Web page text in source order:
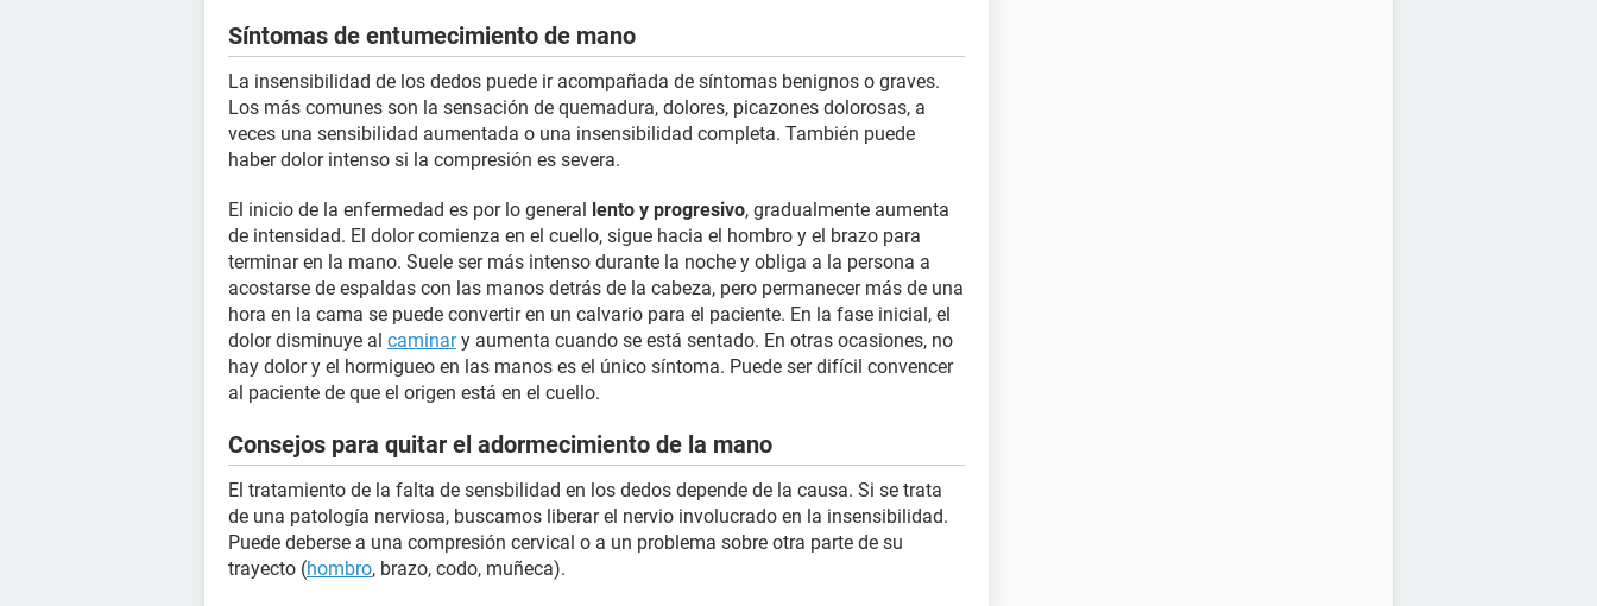
Síntomas de entumecimiento de mano
La insensibilidad de los dedos puede ir acompañada de síntomas benignos o graves.
Los más comunes son la sensación de quemadura, dolores, picazones dolorosas, a
veces una sensibilidad aumentada o una insensibilidad completa. También puede
haber dolor intenso si la compresión es severa.
El inicio de la enfermedad es por lo general lento y progresivo, gradualmente aumenta
de intensidad. El dolor comienza en el cuello, sigue hacia el hombro y el brazo para
terminar en la mano. Suele ser más intenso durante la noche y obliga a la persona a
acostarse de espaldas con las manos detrás de la cabeza, pero permanecer más de una
hora en la cama se puede convertir en un calvario para el paciente. En la fase inicial, el
dolor disminuye al caminary aumenta cuando se está sentado. En otras ocasiones, no
hay dolor y el hormigueo en las manos es el único síntoma. Puede ser difícil convencer
al paciente de que el origen está en el cuello.
Consejos para quitar el adormecimiento de la mano
El tratamiento de la falta de sensbilidad en los dedos depende de la causa. Si se trata
de una patología nerviosa, buscamos liberar el nervio involucrado en la insensibilidad.
Puede deberse a una compresión cervical o a un problema sobre otra parte de su
trayecto (hombro, brazo, codo, muñeca).